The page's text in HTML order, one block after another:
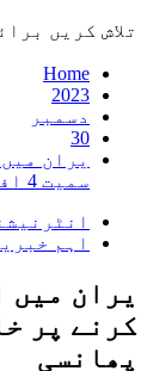
تلاش کریں
Home
2023
دسمبر
30
یران
سمیت 4 افراد کو پھانسی
اہم
یران میں
پھانسی